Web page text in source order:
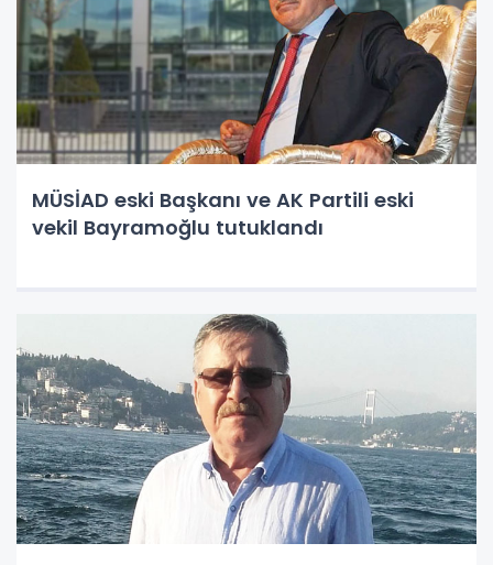
MÜSİAD eski Başkanı ve AK Partili eski
vekil Bayramoğlu tutuklandı